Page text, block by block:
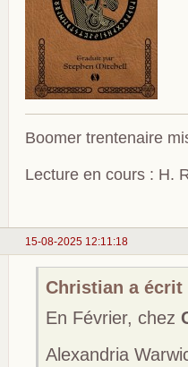
Boomer trentenaire
Lecture en cours : H.
15-08-2025 12:11:18
Christian a écrit
En Février, chez
Alexandria